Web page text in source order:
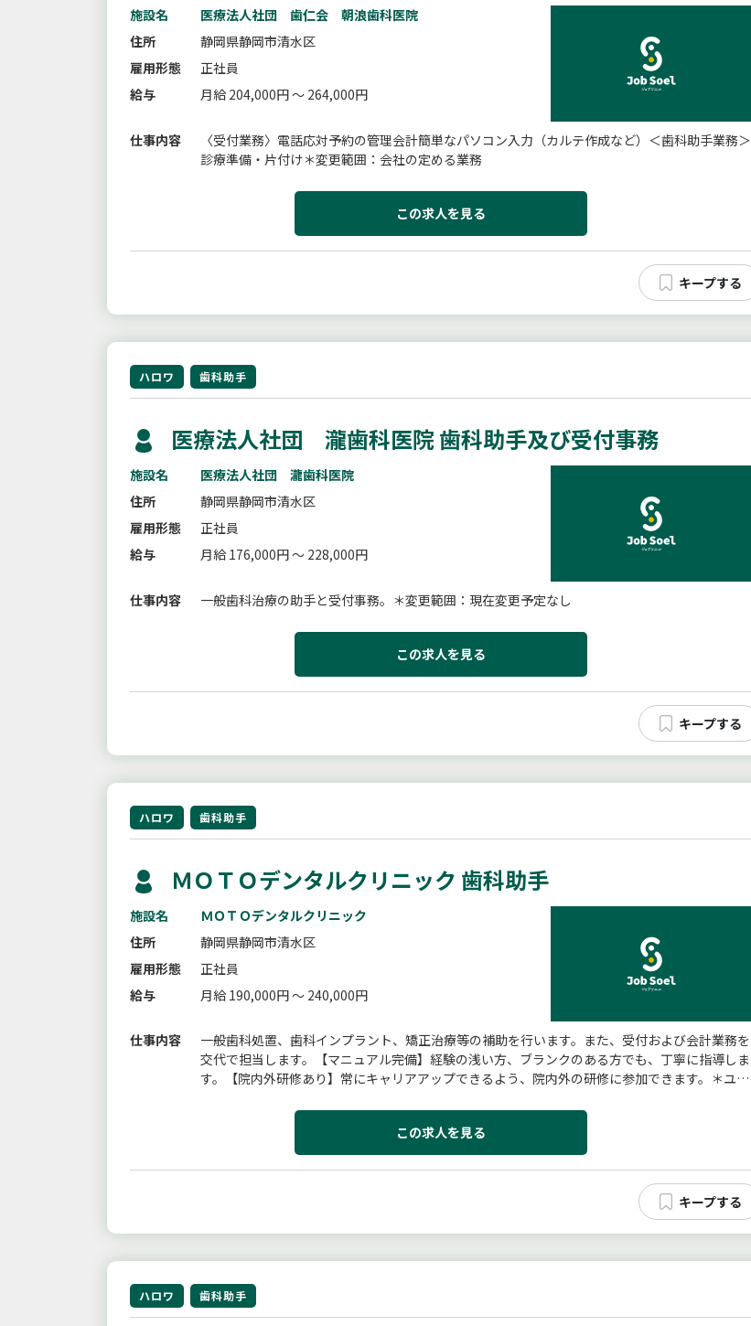
施設名
医療法人社団 歯仁会 朝浪歯科医院
住所
静岡県静岡市清水区
雇用形態
正社員
給与
月給 204,000円 ～ 264,000円
仕事内容
〈受付業務〉電話応対予約の管理会計簡単なパソコン入力（カルテ作成など）＜歯科助手業務＞
診療準備・片付け＊変更範囲：会社の定める業務
この求人を見る
ハロワ 歯科助手
医療法人社団 瀧歯科医院 歯科助手及び受付事務
施設名
医療法人社団 瀧歯科医院
住所
静岡県静岡市清水区
雇用形態
正社員
給与
月給 176,000円 ～ 228,000円
仕事内容 一般歯科治療の助手と受付事務。＊変更範囲：現在変更予定なし
この求人を見る
ハロワ 歯科助手
ＭＯＴＯデンタルクリニック 歯科助手
施設名
ＭＯＴＯデンタルクリニック
住所
静岡県静岡市清水区
雇用形態
正社員
給与
月給 190,000円 ～ 240,000円
仕事内容
一般歯科処置、歯科インプラント、矯正治療等の補助を行います。また、受付および会計業務を
交代で担当します。【マニュアル完備】経験の浅い方、ブランクのある方でも、丁寧に指導しま
す。【院内外研修あり】常にキャリアアップできるよう、院内外の研修に参加できます。＊ユニ
この求人を見る
ハロワ 歯科助手